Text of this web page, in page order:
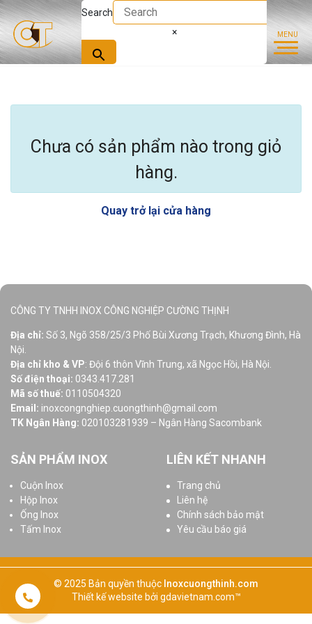
Search
×
Chưa có sản phẩm nào trong giỏ
hàng.
Quay trở lại cửa hàng
CÔNG TY TNHH INOX CÔNG NGHIỆP CƯỜNG THỊNH
Địa chỉ: Số 3, Ngõ 358/25/3 Phố Bùi Xương Trạch, Khương Đình, Hà
Nội.
Địa chỉ kho & VP: Đội 6 thôn Vĩnh Trung, xã Ngọc Hồi, Hà Nội.
Số điện thoại: 0343.417.281
Mã số thuế: 0110504320
Email: inoxcongnghiep.cuongthinh@gmail.com
TK Ngân Hàng: 020103281939 – Ngân Hàng Sacombank
SẢN PHẨM INOX
Cuộn Inox
Hộp Inox
Ống Inox
Tấm Inox
LIÊN KẾT NHANH
Trang chủ
Liên hệ
Chính sách bảo mật
Yêu cầu báo giá
© 2025 Bản quyền thuộc Inoxcuongthinh.com
Thiết kế website bởi gdavietnam.com™